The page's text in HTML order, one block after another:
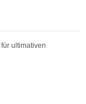
für ultimativen